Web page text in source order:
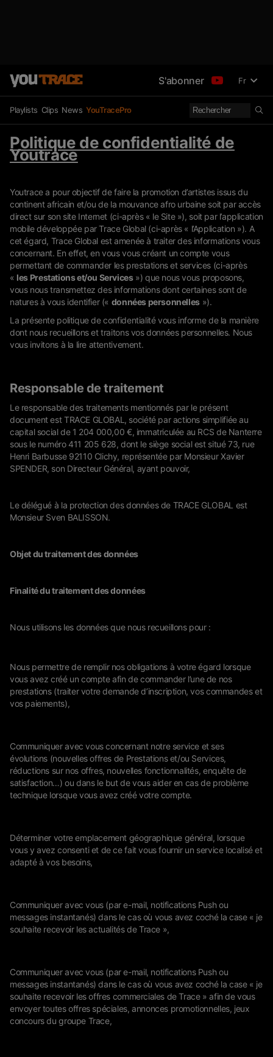
S'abonner Fr
Playlists Clips News YouTracePro
Politique de confidentialité de
Youtrace
Youtrace a pour objectif de faire la promotion d’artistes issus du
continent africain et/ou de la mouvance afro urbaine soit par accès
direct sur son site Internet (ci-après « le Site »), soit par l’application
mobile développée par Trace Global (ci-après « l’Application »). A
cet égard, Trace Global est amenée à traiter des informations vous
concernant. En effet, en vous vous créant un compte vous
permettant de commander les prestations et services (ci-après
« les Prestations et/ou Services») que nous vous proposons,
vous nous transmettez des informations dont certaines sont de
natures à vous identifier (« données personnelles»).
La présente politique de confidentialité vous informe de la manière
dont nous recueillons et traitons vos données personnelles. Nous
vous invitons à la lire attentivement.
Responsable de traitement
Le responsable des traitements mentionnés par le présent
document est TRACE GLOBAL, société par actions simplifiée au
capital social de 1 204 000,00 €, immatriculée au RCS de Nanterre
sous le numéro 411 205 628, dont le siège social est situé 73, rue
Henri Barbusse 92110 Clichy, représentée par Monsieur Xavier
SPENDER, son Directeur Général, ayant pouvoir,
Le délégué à la protection des données de TRACE GLOBAL est
Monsieur Sven BALISSON.
Objet du traitement des données
Finalité du traitement des données
Nous utilisons les données que nous recueillons pour :
Nous permettre de remplir nos obligations à votre égard lorsque
vous avez créé un compte afin de commander l’une de nos
prestations (traiter votre demande d’inscription, vos commandes et
vos paiements),
Communiquer avec vous concernant notre service et ses
évolutions (nouvelles offres de Prestations et/ou Services,
réductions sur nos offres, nouvelles fonctionnalités, enquête de
satisfaction…) ou dans le but de vous aider en cas de problème
technique lorsque vous avez créé votre compte.
Déterminer votre emplacement géographique général, lorsque
vous y avez consenti et de ce fait vous fournir un service localisé et
adapté à vos besoins,
Communiquer avec vous (par e-mail, notifications Push ou
messages instantanés) dans le cas où vous avez coché la case « je
souhaite recevoir les actualités de Trace »,
Communiquer avec vous (par e-mail, notifications Push ou
messages instantanés) dans le cas où vous avez coché la case « je
souhaite recevoir les offres commerciales de Trace » afin de vous
envoyer toutes offres spéciales, annonces promotionnelles, jeux
concours du groupe Trace,